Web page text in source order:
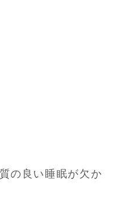
の良い睡眠が欠か